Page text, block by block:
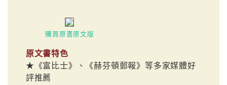
購買原書原文版
原文書特色
★《富比士》、《赫芬頓郵報》等多家媒體好
評推薦